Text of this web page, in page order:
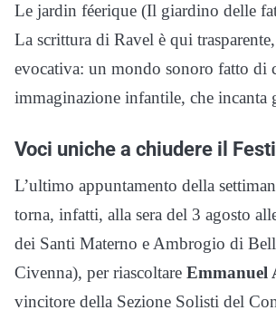
Le jardin féerique (Il giardino delle
La scrittura di Ravel è qui
evocativa: un mondo sonoro fatto di
immaginazione infantile, che incanta
Voci uniche a chiudere il
L’ultimo appuntamento della
torna, infatti, alla sera del 3 agosto
dei Santi Materno e Ambrogio di
Civenna), per riascoltare Emmanuel
vincitore della Sezione Solisti del